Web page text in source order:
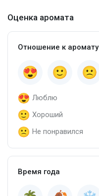
Оценка аромата
Отношение к аромату
Люблю
Хороший
Не понравился
Время года